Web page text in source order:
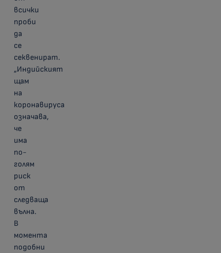
всички
проби
да
се
секвенират.
„Индийският
щам
на
коронавируса
означава,
че
има
по-
голям
риск
от
следваща
вълна.
В
момента
подобни